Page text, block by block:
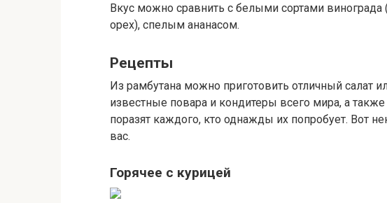
Вкус можно сравнить с белыми сортами
орех), спелым ананасом.
Рецепты
Из рамбутана можно приготовить отличный салат
известные повара и кондитеры всего мира, а
поразят каждого, кто однажды их попробует. Вот
вас.
Горячее с курицей